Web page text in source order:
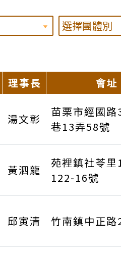
理事長 會址
湯文彰
苗栗市經國路
巷13弄58號
黃泗龍
苑裡鎮社苓里
122-16號
邱寅清 竹南鎮中正路